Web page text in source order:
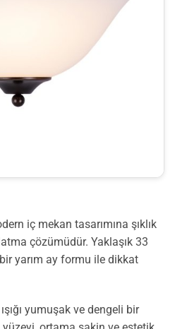
iç mekan tasarımına şıklık
çözümüdür. Yaklaşık 33
yarım ay formu ile dikkat
yumuşak ve dengeli bir